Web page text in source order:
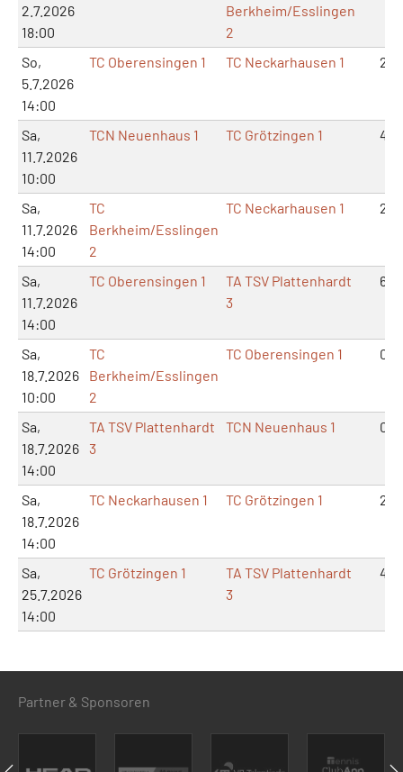
2.7.2026
18:00
Berkheim/Esslingen
2
So,
5.7.2026
14:00
TC Oberensingen 1 TC Neckarhausen 1 2:4
Sa,
11.7.2026
10:00
TCN Neuenhaus 1 TC Grötzingen 1 4:2
Sa,
11.7.2026
14:00
TC
Berkheim/Esslingen
2
TC Neckarhausen 1 2:4
Sa,
11.7.2026
14:00
TC Oberensingen 1
TA TSV Plattenhardt
3
6:0
Sa,
18.7.2026
10:00
TC
Berkheim/Esslingen
2
TC Oberensingen 1 0:6
Sa,
18.7.2026
14:00
TA TSV Plattenhardt
3
TCN Neuenhaus 1 0:6
Sa,
18.7.2026
14:00
TC Neckarhausen 1 TC Grötzingen 1 2:4
Sa,
25.7.2026
14:00
TC Grötzingen 1
TA TSV Plattenhardt
3
4:2
Partner & Sponsoren